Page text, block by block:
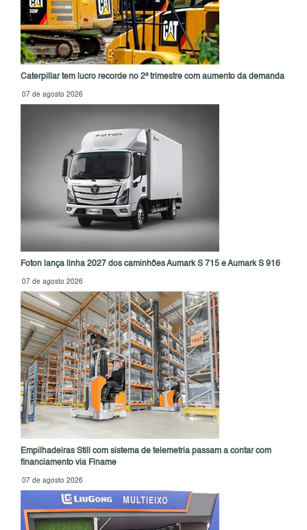
Caterpillar tem lucro recorde no 2º trimestre com aumento da demanda
07 de agosto 2026
Foton lança linha 2027 dos caminhões Aumark S 715 e Aumark S 916
07 de agosto 2026
Empilhadeiras Still com sistema de telemetria passam a contar com
financiamento via Finame
07 de agosto 2026